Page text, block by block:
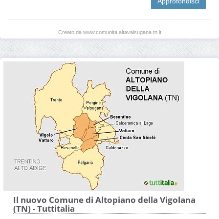
Creato da www.comunita.altavalsugana.tn.it
Il nuovo Comune di Altopiano della Vigolana
(TN) - Tuttitalia